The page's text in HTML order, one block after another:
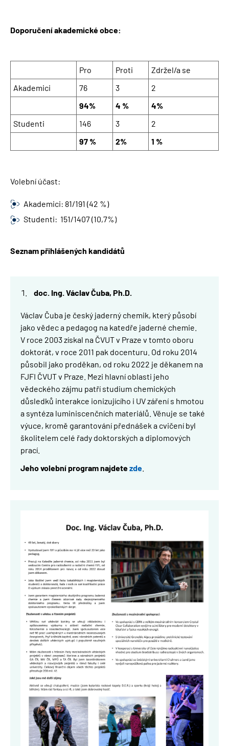
Doporučení akademické obce:
Pro Proti
Zdržel/a se
Akademici
76 3
2
94%
4 %
4%
Studenti
146 3
2
97 %
2% 1 %
Volební účast:
Akademici: 81/191 (42 %)
Studenti: 151/1407 (10,7%)
Seznam přihlášených kandidátů
doc. Ing. Václav Čuba, Ph.D.
Václav Čuba je český jaderný chemik, který působí
jako vědec a pedagog na katedře jaderné chemie.
V roce 2003 získal na ČVUT v Praze v tomto oboru
doktorát, v roce 2011 pak docenturu. Od roku 2014
působil jako proděkan, od roku 2022 je děkanem na
FJFI ČVUT v Praze. Mezi hlavní oblasti jeho
vědeckého zájmu patří studium chemických
důsledků interakce ionizujícího i UV záření s hmotou
a syntéza luminiscenčních materiálů. Věnuje se také
výuce, kromě garantování přednášek a cvičení byl
školitelem celé řady doktorských a diplomových
prací.
Jeho volební program najdetezde